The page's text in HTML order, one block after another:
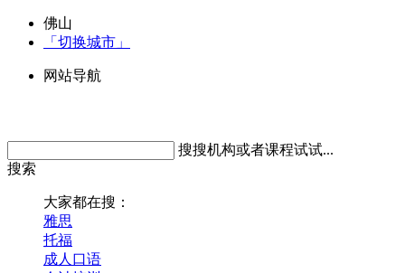
佛山
「切换城市」
网站导航
搜搜机构或者课程试试...
搜索
大家都在搜：
雅思
托福
成人口语